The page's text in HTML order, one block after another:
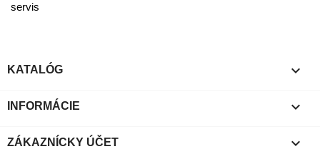
servis
KATALÓG 
INFORMÁCIE 
ZÁKAZNÍCKY ÚČET 